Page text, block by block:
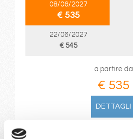
08/06/2027
€ 535
22/06/2027
€ 545
a partire da
€ 535
DETTAGLI